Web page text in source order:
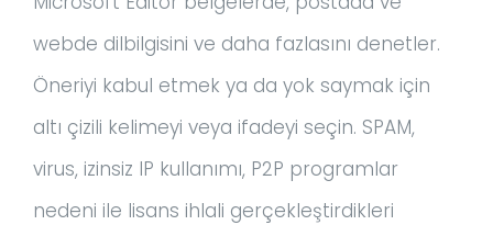
webde dilbilgisini ve daha fazlasını denetler.
Öneriyi kabul etmek ya da yok saymak için
altı çizili kelimeyi veya ifadeyi seçin. SPAM,
virus, izinsiz IP kullanımı, P2P programlar
nedeni ile lisans ihlali gerçekleştirdikleri